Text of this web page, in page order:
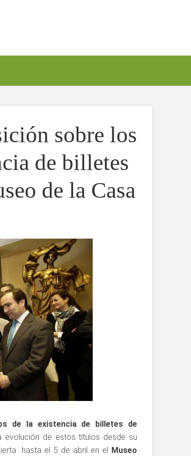
sobre los
de billetes
de la Casa
de la existencia de billetes de
de estos títulos desde su
hasta el 5 de abril en el Museo